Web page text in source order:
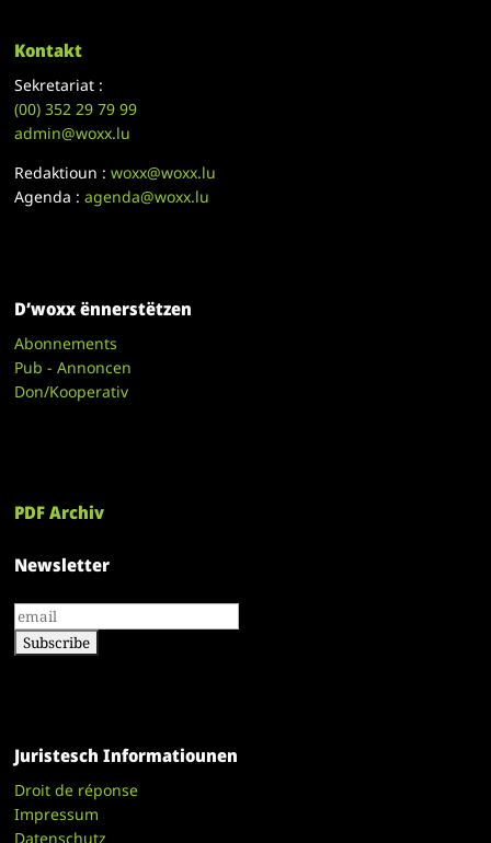
Kontakt
Sekretariat :
(00)352 29 79 99
admin@woxx.lu
Redaktioun :woxx@woxx.lu
Agenda :agenda@woxx.lu
D’woxx ënnerstëtzen
Abonnements
Pub - Annoncen
Don/Kooperativ
PDF Archiv
Newsletter
Juristesch Informatiounen
Droit de réponse
Impressum
Datenschutz